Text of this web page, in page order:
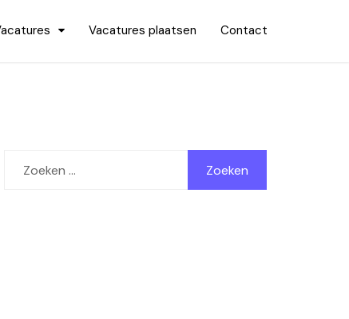
Vacatures plaatsen Contact
naar: